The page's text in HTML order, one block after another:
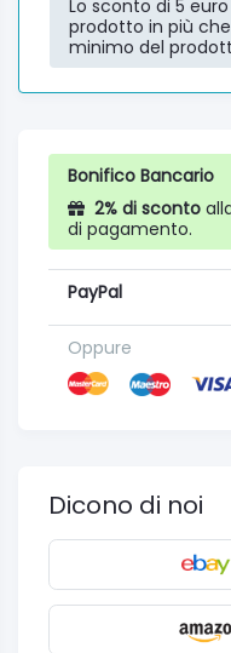
Lo sconto di 5
prodotto in più
minimo del
Bonifico Bancario
2% di sconto
di pagamento.
PayPal
Oppure
Dicono di noi